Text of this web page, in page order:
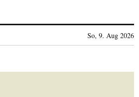
So, 9. Aug 2026